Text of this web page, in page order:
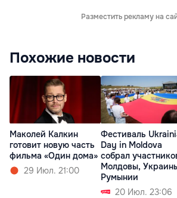
Разместить рекламу на
Похожие новости
Маколей Калкин
готовит новую часть
фильма «Один дома»
29 Июл. 21:00
Фестиваль
Day in Moldova
собрал
Молдовы,
Румынии
20 Июл. 23:06